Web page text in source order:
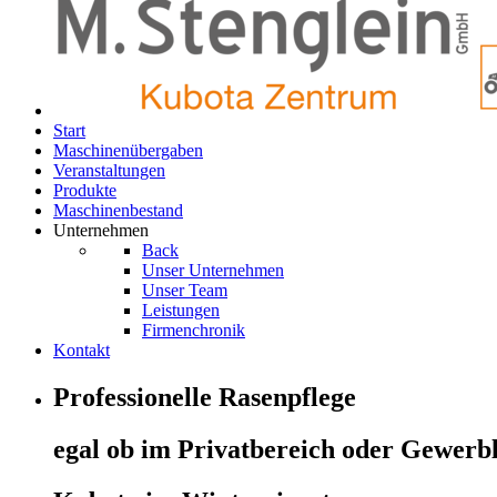
Start
Maschinen­übergaben
Veranstaltungen
Produkte
Maschinenbestand
Unternehmen
Back
Unser Unternehmen
Unser Team
Leistungen
Firmenchronik
Kontakt
Professionelle Rasenpflege
egal ob im Privatbereich oder